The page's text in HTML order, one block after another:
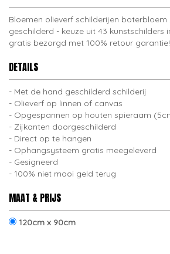
Bloemen olieverf schilderijen
geschilderd - keuze uit 43 kunstschilders
gratis bezorgd met 100% retour garantie!
DETAILS
Met de hand geschilderd schilderij
Olieverf op linnen of canvas
Opgespannen op houten spieraam
Zijkanten doorgeschilderd
Direct op te hangen
Ophangsysteem gratis meegeleverd
Gesigneerd
100% niet mooi geld terug
MAAT & PRIJS
120cm x 90cm